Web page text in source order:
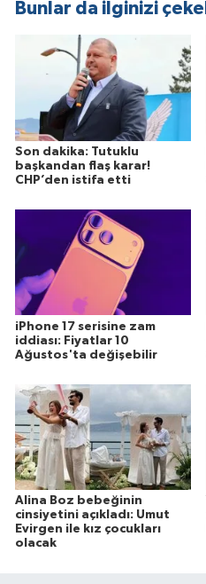
Bunlar da ilginizi
Son dakika: Tutuklu
başkandan flaş karar!
CHP’den istifa etti
iPhone 17 serisine zam
iddiası: Fiyatlar 10
Ağustos'ta değişebilir
Alina Boz bebeğinin
cinsiyetini açıkladı: Umut
Evirgen ile kız çocukları
olacak